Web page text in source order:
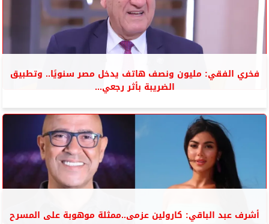
فخري الفقي: مليون ونصف هاتف يدخل مصر سنويًا.. وتطبيق
الضريبة بأثر رجعي...
أشرف عبد الباقي: كارولين عزمى..ممثلة موهوبة على المسرح